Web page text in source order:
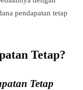
pendapatan tetap
Tetap?
Tetap